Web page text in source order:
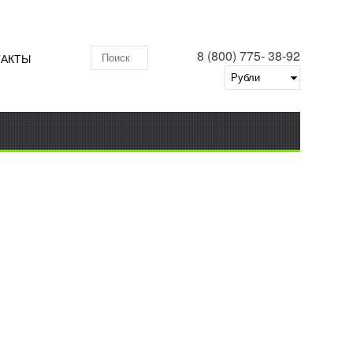
8 (800) 775- 38-92
Поиск по складу